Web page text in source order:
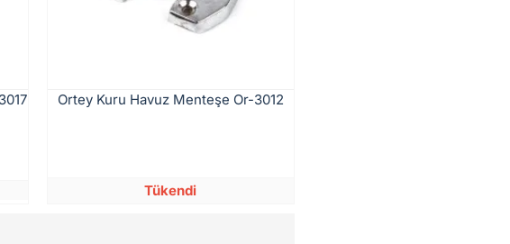
Ortey Kuru Havuz Menteşe Or-3012
Tükendi